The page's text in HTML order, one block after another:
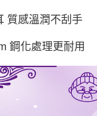
質感溫潤不刮手
鋼化處理更耐用